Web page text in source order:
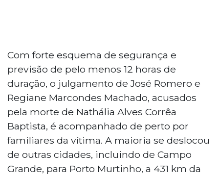
Com forte esquema de segurança e
previsão de pelo menos 12 horas de
duração, o julgamento de José Romero e
Regiane Marcondes Machado, acusados
pela morte de Nathália Alves Corrêa
Baptista, é acompanhado de perto por
familiares da vítima. A maioria se deslocou
de outras cidades, incluindo de Campo
Grande, para Porto Murtinho, a 431 km da